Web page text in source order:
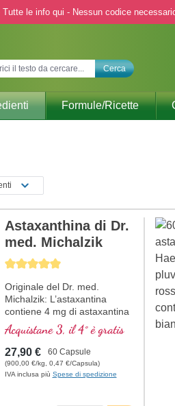
le info qui - Nessun codice
Cerca
Formule/Ricette
Average rating of 5 out of 5 stars
Astaxanthina di Dr.
med. Michalzik
Originale del Dr. med.
Michalzik: L’astaxantina
contiene 4 mg di astaxantina
e 400 mg di Haematococcus
pluvialis per dose giornaliera
(1 capsula). Questo estratto
di alta qualità è ricco di
antiossidanti e privo di
Acquistane 3, il 4° è gratis
27,90 € 60 Capsule
(900,00 €/kg, 0,47 €/Capsula)
IVA inclusa più Spese di spedizione